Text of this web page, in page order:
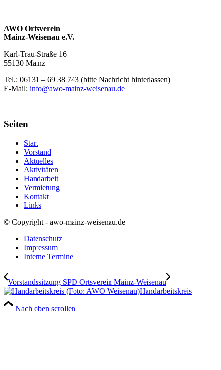
AWO Ortsverein
Mainz-Weisenau e.V.
Karl-Trau-Straße 16
55130 Mainz
Tel.: 06131 – 69 38 743 (bitte Nachricht hinterlassen)
E-Mail: info@awo-mainz-weisenau.de
Seiten
Start
Vorstand
Aktuelles
Aktivitäten
Handarbeit
Vermietung
Kontakt
Links
© Copyright - awo-mainz-weisenau.de
Datenschutz
Impressum
Interne Termine
Vorstandssitzung SPD Ortsverein Mainz-Weisenau
Handarbeitskreis
Nach oben scrollen